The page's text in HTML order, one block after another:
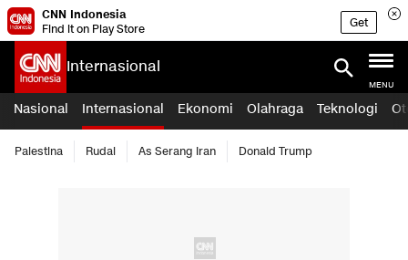
CNN Indonesia
Find it on Play Store
Get
Internasional
MENU
Nasional Internasional Ekonomi Olahraga Teknologi
Palestina Rudal As Serang Iran Donald Trump